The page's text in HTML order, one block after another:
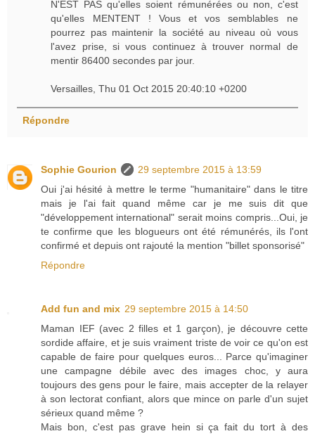
N'EST PAS qu'elles soient rémunérées ou non, c'est
qu'elles MENTENT ! Vous et vos semblables ne
pourrez pas maintenir la société au niveau où vous
l'avez prise, si vous continuez à trouver normal de
mentir 86400 secondes par jour.
Versailles, Thu 01 Oct 2015 20:40:10 +0200
Répondre
Sophie Gourion
29 septembre 2015 à 13:59
Oui j'ai hésité à mettre le terme "humanitaire" dans le titre
mais je l'ai fait quand même car je me suis dit que
"développement international" serait moins compris...Oui, je
te confirme que les blogueurs ont été rémunérés, ils l'ont
confirmé et depuis ont rajouté la mention "billet sponsorisé"
Répondre
Add fun and mix 29 septembre 2015 à 14:50
Maman IEF (avec 2 filles et 1 garçon), je découvre cette
sordide affaire, et je suis vraiment triste de voir ce qu'on est
capable de faire pour quelques euros... Parce qu'imaginer
une campagne débile avec des images choc, y aura
toujours des gens pour le faire, mais accepter de la relayer
à son lectorat confiant, alors que mince on parle d'un sujet
sérieux quand même ?
Mais bon, c'est pas grave hein si ça fait du tort à des